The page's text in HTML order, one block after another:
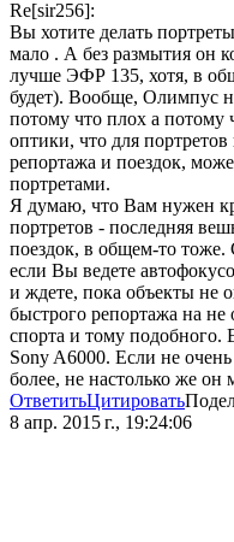
Re[sir256]:
Вы хотите делать
мало . А без размытия он
лучше ЭФР 135, хотя, в
будет). Вообще, Олимпус
потому что плох а потому
оптики, что для
репортажа и поездок,
портретами.
Я думаю, что Вам нужен
портретов - последняя
поездок, в общем-то тоже.
если Вы ведете
и ждете, пока объекты не
быстрого репортажа на не
спорта и тому подобного.
Sony A6000. Если не
более, не настолько же он
ОтветитьЦитировать
8 апр. 2015 г., 19:24:06